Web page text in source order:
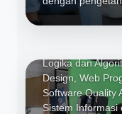
Quality
sistem
Logika dan
Design, Web
Software Quality
Sistem Informasi